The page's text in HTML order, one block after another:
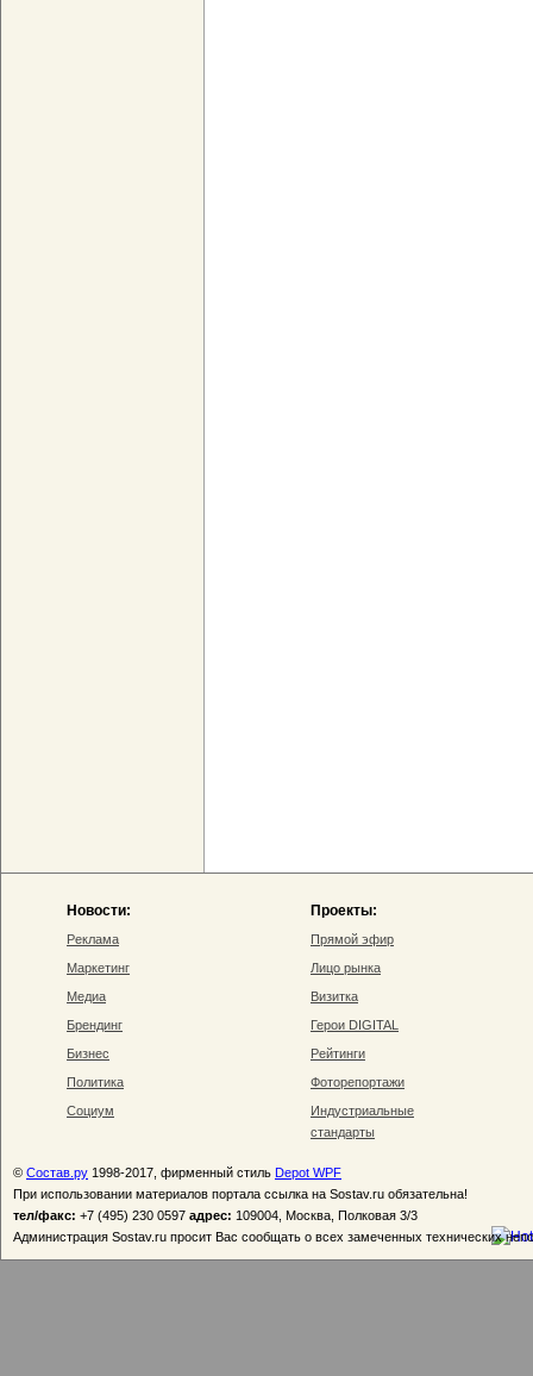
Новости:
Реклама
Маркетинг
Медиа
Брендинг
Бизнес
Политика
Социум
Проекты:
Прямой эфир
Лицо рынка
Визитка
Герои DIGITAL
Рейтинги
Фоторепортажи
Индустриальные
стандарты
© Состав.ру 1998-2017, фирменный стиль Depot WPF
При использовании материалов портала ссылка на Sostav.ru обязательна!
тел/факс: +7 (495) 230 0597 адрес: 109004, Москва, Полковая 3/3
Администрация Sostav.ru просит Вас сообщать о всех замеченных технических